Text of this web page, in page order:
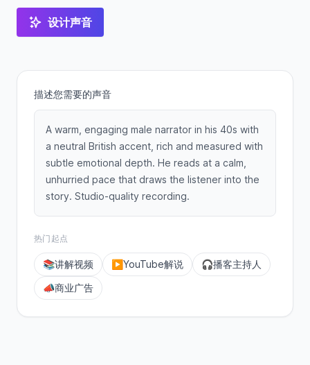
设计声音
描述您需要的声音
A warm, engaging male narrator in his 40s with
a neutral British accent, rich and measured with
subtle emotional depth. He reads at a calm,
unhurried pace that draws the listener into the
story. Studio-quality recording.
热门起点
📚讲解视频 ▶️ YouTube解说 🎧播客主持人
📣商业广告